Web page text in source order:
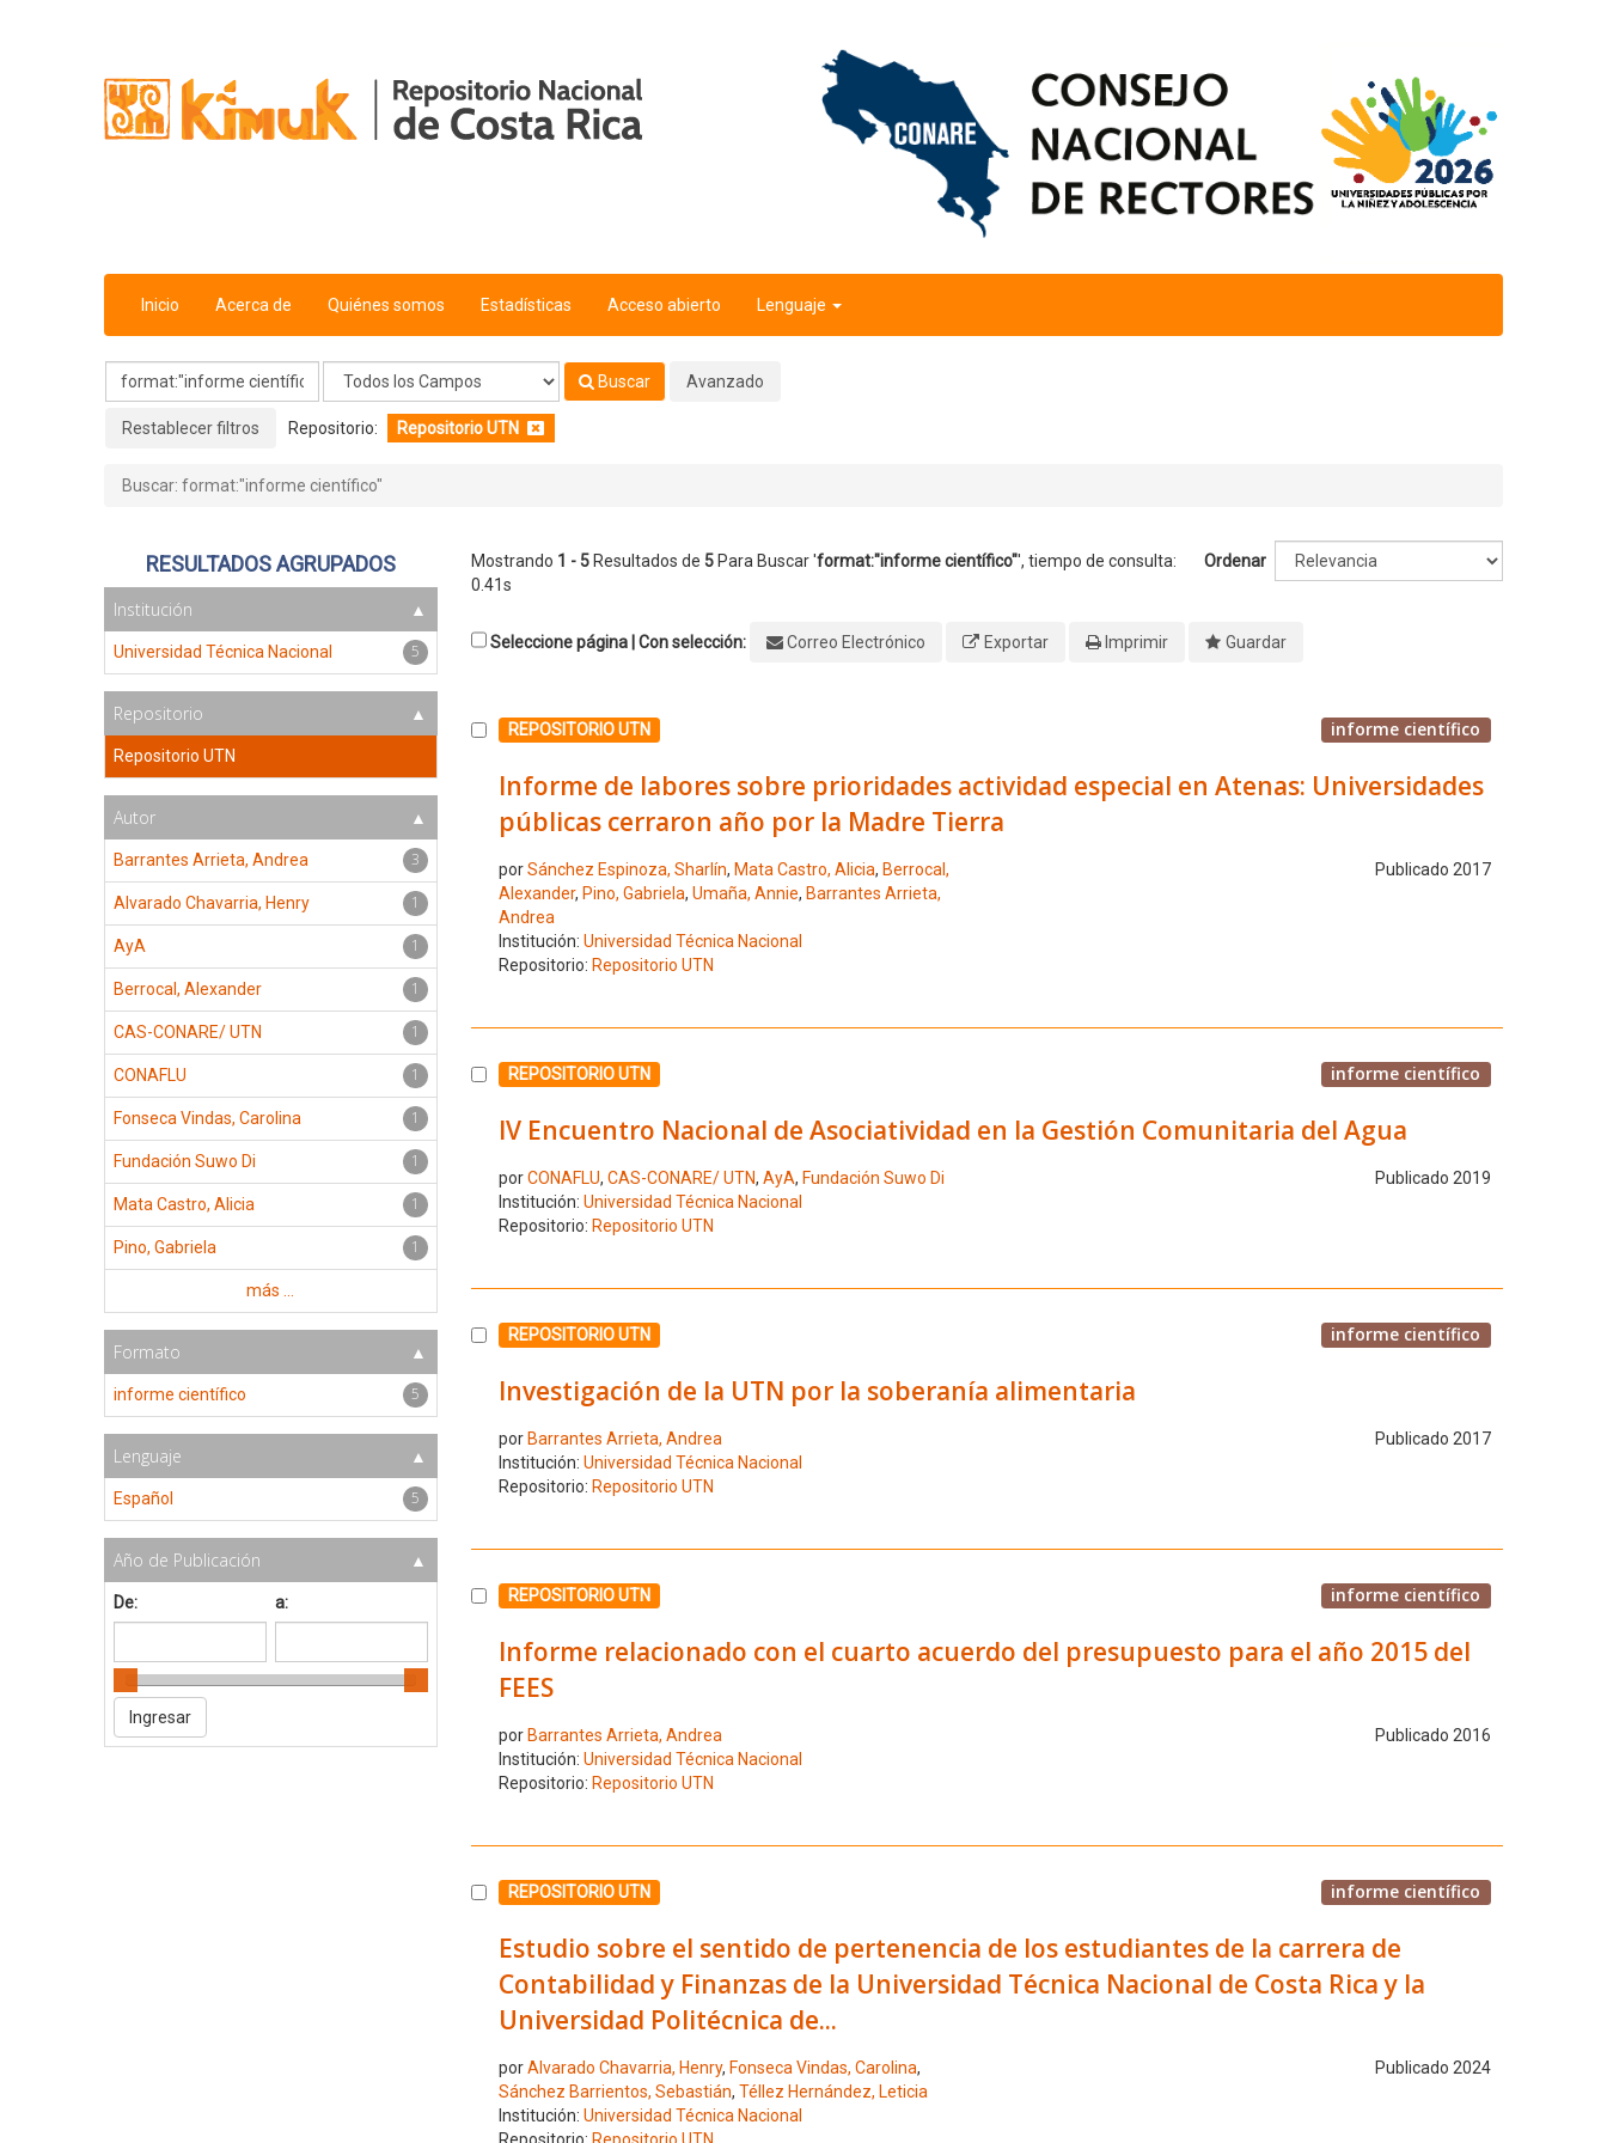
Inicio Acerca de Quiénes somos Estadísticas Acceso abierto Lenguaje
Buscar Avanzado
Restablecer filtros Repositorio: Repositorio UTN
Buscar: format:"informe científico"
Mostrando 1 - 5Resultados de 5Para Buscar 'format:"informe científico"', tiempo de consulta:
0.41s
Ordenar
Seleccione página | Con selección: Correo Electrónico Exportar Imprimir Guardar
Seleccione el número de resultado 1
REPOSITORIO UTN informe científico
Informe de labores sobre prioridades actividad especial en Atenas: Universidades
públicas cerraron año por la Madre Tierra
porSánchez Espinoza, Sharlín, Mata Castro, Alicia, Berrocal,
Alexander, Pino, Gabriela, Umaña, Annie, Barrantes Arrieta,
Andrea
Publicado 2017
Institución: Universidad Técnica Nacional
Repositorio: Repositorio UTN
Seleccione el número de resultado 2
REPOSITORIO UTN informe científico
IV Encuentro Nacional de Asociatividad en la Gestión Comunitaria del Agua
porCONAFLU, CAS-CONARE/ UTN, AyA, Fundación Suwo Di
Publicado 2019
Institución: Universidad Técnica Nacional
Repositorio: Repositorio UTN
Seleccione el número de resultado 3
REPOSITORIO UTN informe científico
Investigación de la UTN por la soberanía alimentaria
por Barrantes Arrieta, Andrea
Publicado 2017
Institución: Universidad Técnica Nacional
Repositorio: Repositorio UTN
Seleccione el número de resultado 4
REPOSITORIO UTN informe científico
Informe relacionado con el cuarto acuerdo del presupuesto para el año 2015 del
FEES
por Barrantes Arrieta, Andrea
Publicado 2016
Institución: Universidad Técnica Nacional
Repositorio: Repositorio UTN
Seleccione el número de resultado 5
REPOSITORIO UTN informe científico
Estudio sobre el sentido de pertenencia de los estudiantes de la carrera de
Contabilidad y Finanzas de la Universidad Técnica Nacional de Costa Rica y la
Universidad Politécnica de...
porAlvarado Chavarria, Henry, Fonseca Vindas, Carolina,
Sánchez Barrientos, Sebastián, Téllez Hernández, Leticia
Publicado 2024
Institución: Universidad Técnica Nacional
RESULTADOS AGRUPADOS
Institución
Universidad Técnica Nacional 5
Repositorio
Repositorio UTN
Autor
Barrantes Arrieta, Andrea 3
Alvarado Chavarria, Henry 1
AyA 1
Berrocal, Alexander 1
CAS-CONARE/ UTN 1
CONAFLU 1
Fonseca Vindas, Carolina 1
Fundación Suwo Di 1
Mata Castro, Alicia 1
Pino, Gabriela 1
más ...
Formato
informe científico 5
Lenguaje
Español 5
Año de Publicación
De: a: